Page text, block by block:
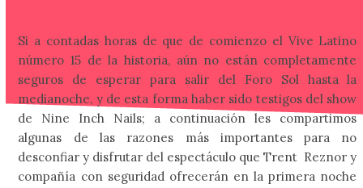
Si a contadas horas de que de comienzo el Vive Latino
número 15 de la historia, aún no están completamente
seguros de esperar para salir del Foro Sol hasta la
medianoche, y de esta forma haber sido testigos del show
de Nine Inch Nails; a continuación les compartimos
algunas de las razones más importantes para no
desconfiar y disfrutar del espectáculo que Trent Reznor y
compañía con seguridad ofrecerán en la primera noche